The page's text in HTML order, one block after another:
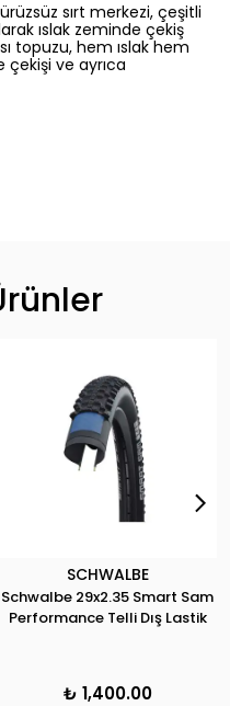
sırt merkezi, çeşitli
ıslak zeminde çekiş
topuzu, hem ıslak hem
ve ayrıca
SCHWALBE
Schwalbe 29x2.35 Smart Sam
Performance Telli Dış Lastik
₺ 1,400.00